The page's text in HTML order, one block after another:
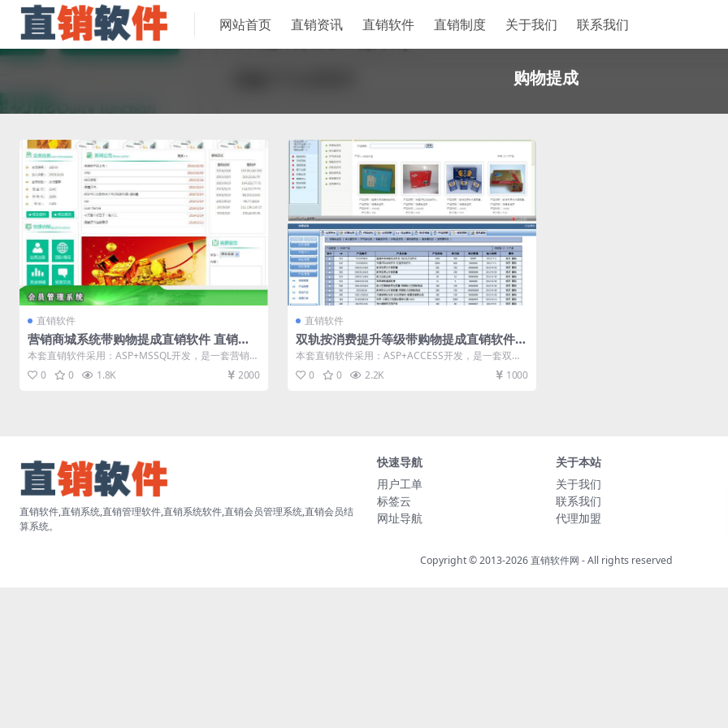
网站首页 直销资讯 直销软件 直销制度 关于我们 联系我们
购物提成
直销软件
营销商城系统带购物提成直销软件 直销系
统 直销管理软件
本套直销软件采用：ASP+MSSQL开发，是一套营销商
城系统带购物提成直销软件，...
0 0 1.8K 2000
直销软件
双轨按消费提升等级带购物提成直销软件
直销系统 直销管理软件
本套直销软件采用：ASP+ACCESS开发，是一套双轨
按消费提升等级带购物提成直...
0 0 2.2K 1000
直销软件,直销系统,直销管理软件,直销系统软件,直销会员管理系统,直销会员结
算系统。
快速导航
用户工单
标签云
网址导航
关于本站
关于我们
联系我们
代理加盟
Copyright © 2013-2026直销软件网 - All rights reserved